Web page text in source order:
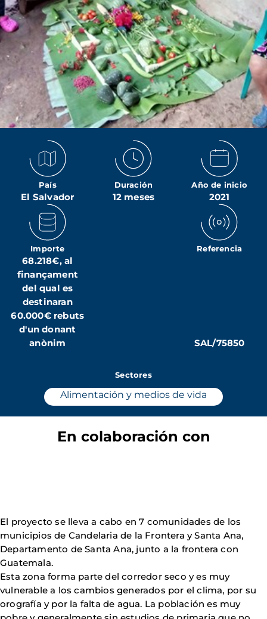
País
El Salvador
Duración
12 meses
Año de inicio
2021
Importe
68.218€, al
finançament
del qual es
destinaran
60.000€ rebuts
d'un donant
anònim
Referencia
SAL/75850
Sectores
Alimentación y medios de vida
En colaboración con
El proyecto se lleva a cabo en 7 comunidades de los
municipios de Candelaria de la Frontera y Santa Ana,
Departamento de Santa Ana, junto a la frontera con
Guatemala.
Esta zona forma parte del corredor seco y es muy
vulnerable a los cambios generados por el clima, por su
orografía y por la falta de agua. La población es muy